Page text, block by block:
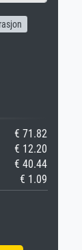
€ 71.82
€ 12.20
€ 40.44
€ 1.09